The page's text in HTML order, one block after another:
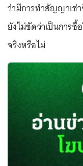
ว่ามีการทำสัญญาเช่
ยังไม่ชัดว่าเป็นการ
จริงหรือไม่